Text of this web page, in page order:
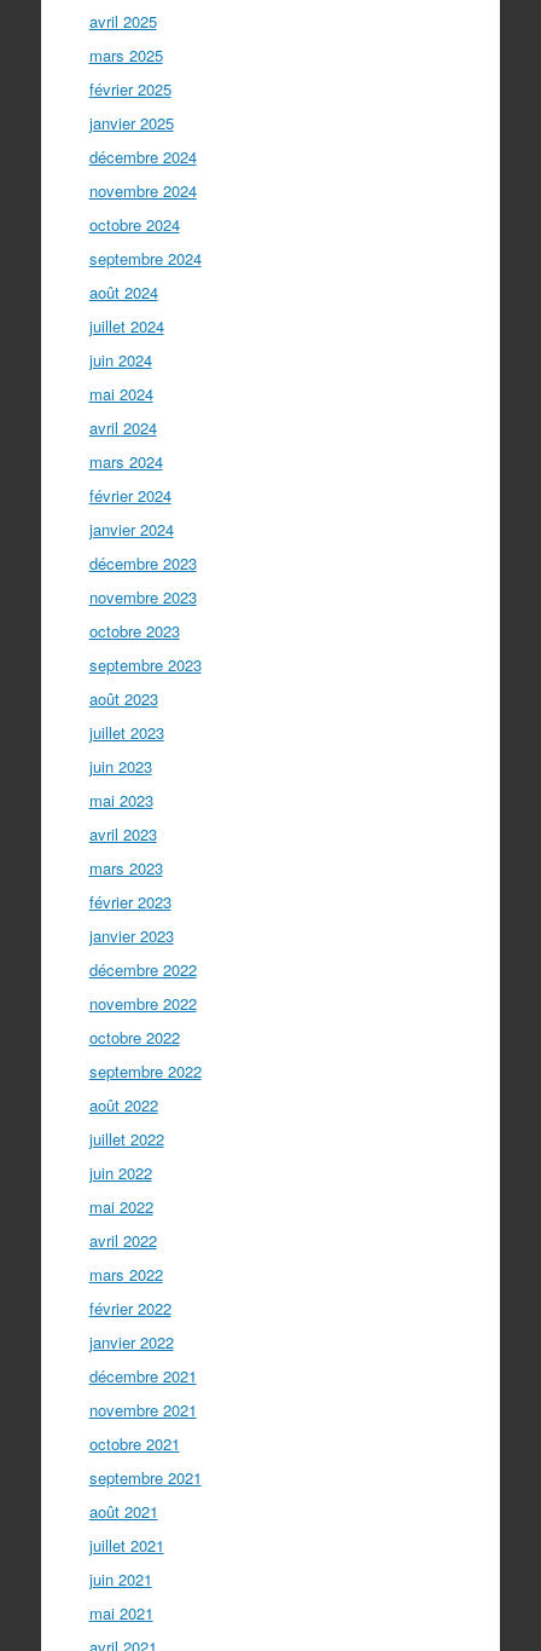
avril 2025
mars 2025
février 2025
janvier 2025
décembre 2024
novembre 2024
octobre 2024
septembre 2024
août 2024
juillet 2024
juin 2024
mai 2024
avril 2024
mars 2024
février 2024
janvier 2024
décembre 2023
novembre 2023
octobre 2023
septembre 2023
août 2023
juillet 2023
juin 2023
mai 2023
avril 2023
mars 2023
février 2023
janvier 2023
décembre 2022
novembre 2022
octobre 2022
septembre 2022
août 2022
juillet 2022
juin 2022
mai 2022
avril 2022
mars 2022
février 2022
janvier 2022
décembre 2021
novembre 2021
octobre 2021
septembre 2021
août 2021
juillet 2021
juin 2021
mai 2021